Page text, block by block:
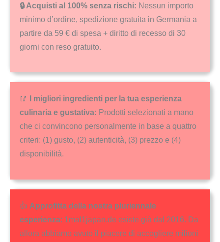
🔒 Acquisti al 100% senza rischi: Nessun importo
minimo d’ordine, spedizione gratuita in Germania a
partire da 59 € di spesa + diritto di recesso di 30
giorni con reso gratuito.
🥢
I migliori ingredienti per la tua esperienza
culinaria e gustativa: Prodotti selezionati a mano
che ci convincono personalmente in base a quattro
criteri: (1) gusto, (2) autenticità, (3) prezzo e (4)
disponibilità.
👍 Approfitta della nostra pluriennale
esperienza: 1mal1japan.de esiste già dal 2016. Da
allora abbiamo avuto il piacere di accogliere milioni